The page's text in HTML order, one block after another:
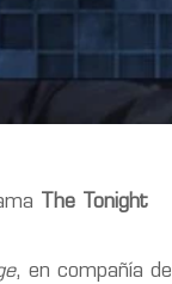
The Tonight
, en compañía de